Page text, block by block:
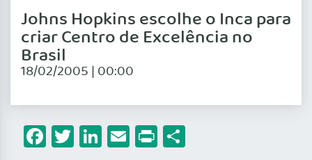
Johns Hopkins escolhe o Inca para
criar Centro de Excelência no
Brasil
18/02/2005 | 00:00
Facebook
Twitter
LinkedIn
Email
Print